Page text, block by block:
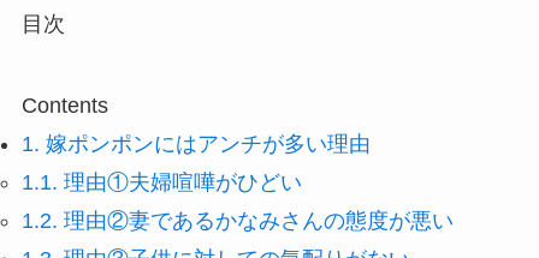
目次
Contents
1. 嫁ポンポンにはアンチが多い理由
1.1. 理由①夫婦喧嘩がひどい
1.2. 理由②妻であるかなみさんの態度が悪い